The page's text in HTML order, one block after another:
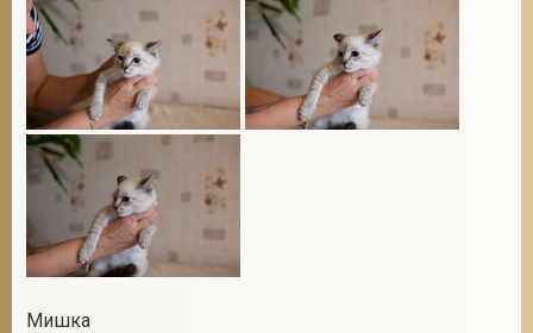
Мишка